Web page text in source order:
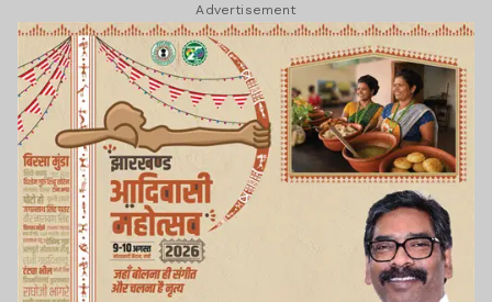
Advertisement